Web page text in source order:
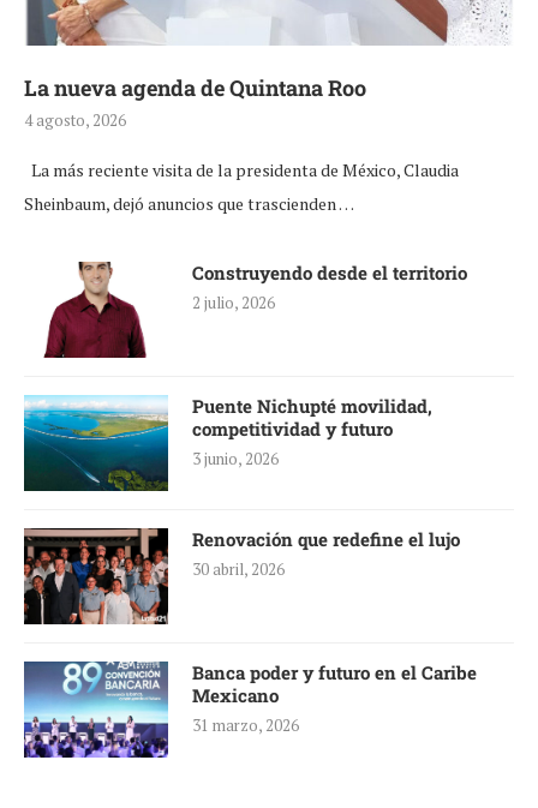
La nueva agenda de Quintana Roo
4 agosto, 2026
La más reciente visita de la presidenta de México, Claudia
Sheinbaum, dejó anuncios que trascienden …
Construyendo desde el territorio
2 julio, 2026
Puente Nichupté movilidad,
competitividad y futuro
3 junio, 2026
Renovación que redefine el lujo
30 abril, 2026
Banca poder y futuro en el Caribe
Mexicano
31 marzo, 2026